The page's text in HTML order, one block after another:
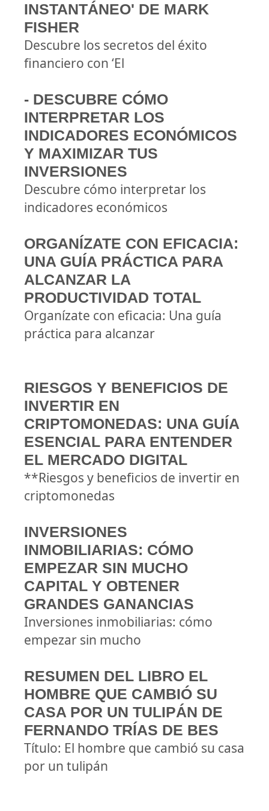
INSTANTÁNEO' DE MARK
FISHER
Descubre los secretos del éxito
financiero con ‘El
- DESCUBRE CÓMO
INTERPRETAR LOS
INDICADORES ECONÓMICOS
Y MAXIMIZAR TUS
INVERSIONES
Descubre cómo interpretar los
indicadores económicos
ORGANÍZATE CON EFICACIA:
UNA GUÍA PRÁCTICA PARA
ALCANZAR LA
PRODUCTIVIDAD TOTAL
Organízate con eficacia: Una guía
práctica para alcanzar
RIESGOS Y BENEFICIOS DE
INVERTIR EN
CRIPTOMONEDAS: UNA GUÍA
ESENCIAL PARA ENTENDER
EL MERCADO DIGITAL
**Riesgos y beneficios de invertir en
criptomonedas
INVERSIONES
INMOBILIARIAS: CÓMO
EMPEZAR SIN MUCHO
CAPITAL Y OBTENER
GRANDES GANANCIAS
Inversiones inmobiliarias: cómo
empezar sin mucho
RESUMEN DEL LIBRO EL
HOMBRE QUE CAMBIÓ SU
CASA POR UN TULIPÁN DE
FERNANDO TRÍAS DE BES
Título: El hombre que cambió su casa
por un tulipán